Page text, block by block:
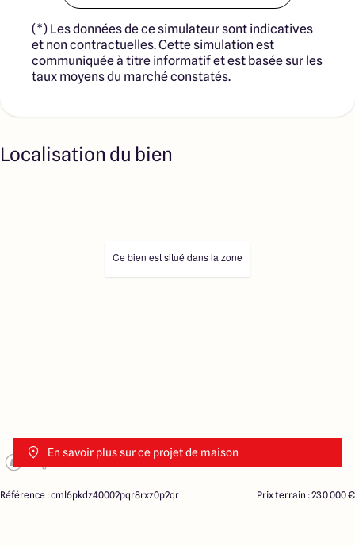
(*) Les données de ce simulateur sont indicatives
et non contractuelles. Cette simulation est
communiquée à titre informatif et est basée sur les
taux moyens du marché constatés.
Localisation du bien
En savoir plus sur ce projet de maison
Ce bien est situé dans la zone
Référence : cml6pkdz40002pqr8rxz0p2qr Prix terrain : 230 000 €